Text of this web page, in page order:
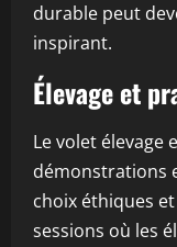
durable peut
inspirant.
Élevage et
Le volet élevage
démonstrations
choix éthiques et
sessions où les